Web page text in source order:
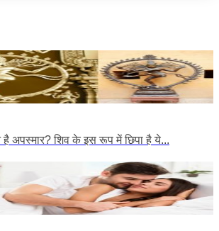
अपस्मार? शिव के इस रूप में छिपा है ये...